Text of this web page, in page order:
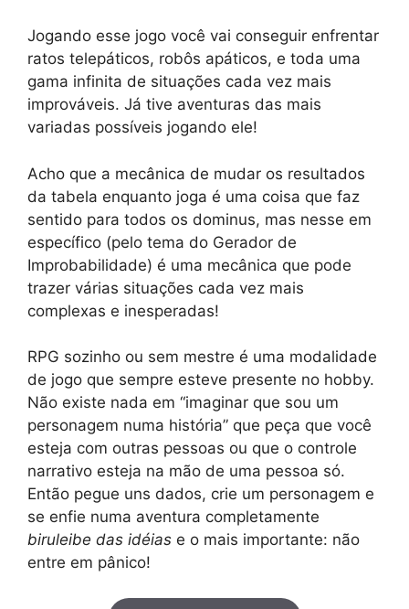
Jogando esse jogo você vai conseguir enfrentar
ratos telepáticos, robôs apáticos, e toda uma
gama infinita de situações cada vez mais
improváveis. Já tive aventuras das mais
variadas possíveis jogando ele!
Acho que a mecânica de mudar os resultados
da tabela enquanto joga é uma coisa que faz
sentido para todos os dominus, mas nesse em
específico (pelo tema do Gerador de
Improbabilidade) é uma mecânica que pode
trazer várias situações cada vez mais
complexas e inesperadas!
RPG sozinho ou sem mestre é uma modalidade
de jogo que sempre esteve presente no hobby.
Não existe nada em “imaginar que sou um
personagem numa história” que peça que você
esteja com outras pessoas ou que o controle
narrativo esteja na mão de uma pessoa só.
Então pegue uns dados, crie um personagem e
se enfie numa aventura completamente
biruleibe das idéias e o mais importante: não
entre em pânico!